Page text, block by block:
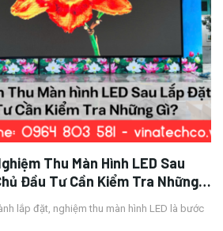
Thu Màn Hình LED Sau
Đầu Tư Cần Kiểm Tra Những
lắp đặt, nghiệm thu màn hình LED là bước